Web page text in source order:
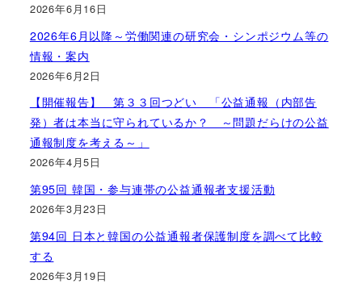
2026年6月16日
2026年6月以降～労働関連の研究会・シンポジウム等の
情報・案内
2026年6月2日
【開催報告】 第３３回つどい 「公益通報（内部告
発）者は本当に守られているか？ ～問題だらけの公益
通報制度を考える～」
2026年4月5日
第95回 韓国・参与連帯の公益通報者支援活動
2026年3月23日
第94回 日本と韓国の公益通報者保護制度を調べて比較
する
2026年3月19日